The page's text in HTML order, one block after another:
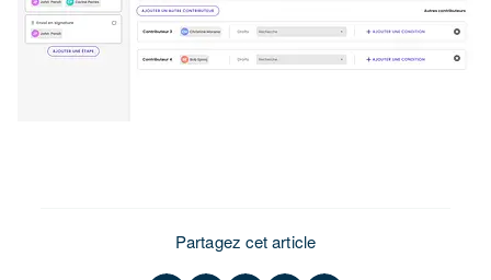
Partagez cet article